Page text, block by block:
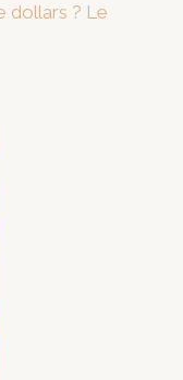
dollars ? Le